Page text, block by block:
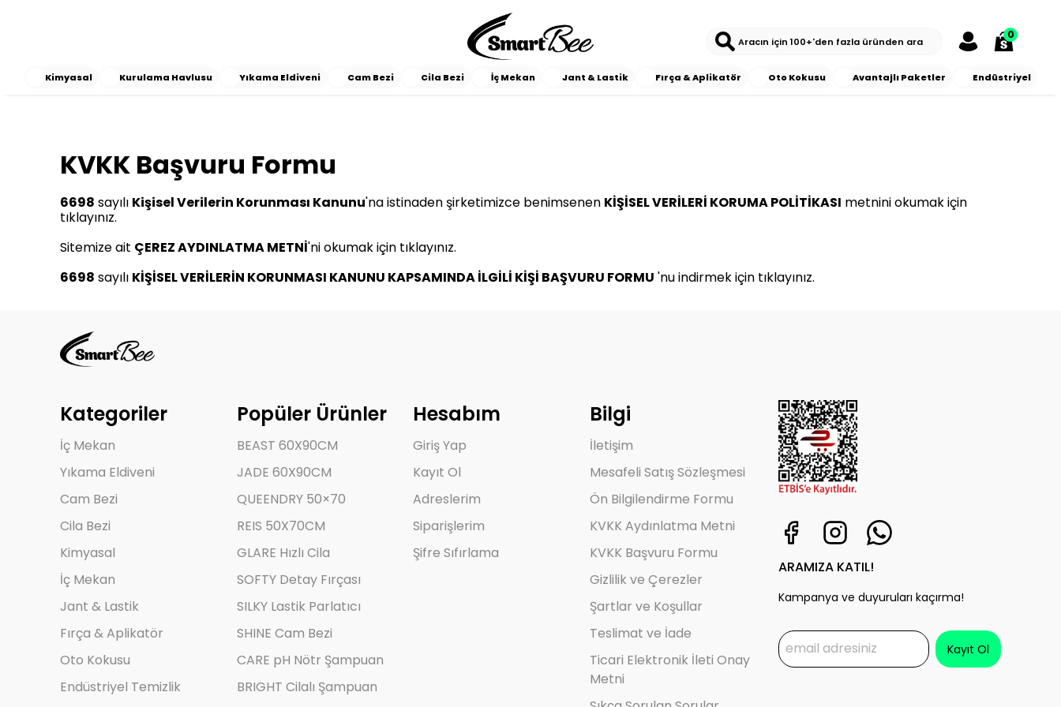
Kimyasal Kurulama Havlusu Yıkama Eldiveni Cam Bezi Cila Bezi İç Mekan Jant & Lastik Fırça & Aplikatör Oto Kokusu Avantajlı Paketler Endüstriyel
0
KVKK Başvuru Formu
6698 sayılı Kişisel Verilerin Korunması Kanunu'na istinaden şirketimizce benimsenen KİŞİSEL VERİLERİ KORUMA POLİTİKASI metnini okumak için
tıklayınız.
Sitemize ait ÇEREZ AYDINLATMA METNİ'ni okumak için tıklayınız.
6698 sayılı KİŞİSEL VERİLERİN KORUNMASI KANUNU KAPSAMINDA İLGİLİ KİŞİ BAŞVURU FORMU 'nu indirmek için tıklayınız.
Kategoriler
İç Mekan
Yıkama Eldiveni
Cam Bezi
Cila Bezi
Kimyasal
İç Mekan
Jant & Lastik
Fırça & Aplikatör
Oto Kokusu
Endüstriyel Temizlik
Popüler Ürünler
BEAST 60X90CM
JADE 60X90CM
QUEENDRY 50×70
REIS 50X70CM
GLARE Hızlı Cila
SOFTY Detay Fırçası
SILKY Lastik Parlatıcı
SHINE Cam Bezi
CARE pH Nötr Şampuan
BRIGHT Cilalı Şampuan
Hesabım
Giriş Yap
Kayıt Ol
Adreslerim
Siparişlerim
Şifre Sıfırlama
Bilgi
İletişim
Mesafeli Satış Sözleşmesi
Ön Bilgilendirme Formu
KVKK Aydınlatma Metni
KVKK Başvuru Formu
Gizlilik ve Çerezler
Şartlar ve Koşullar
Teslimat ve İade
Ticari Elektronik İleti Onay
Metni
ARAMIZA KATIL!
Kampanya ve duyuruları kaçırma!
Kayıt Ol